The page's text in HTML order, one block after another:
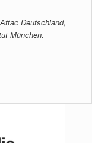
Deutschland,
München.